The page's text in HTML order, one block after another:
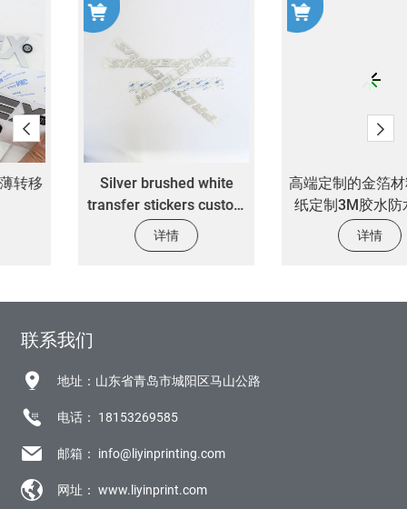
Silver brushed white
transfer stickers custom
3M adhesive waterproof
automotive decorative
高端定制的金箔材料3D贴
纸定制3M胶水防水耐用
联系我们
地址：山东省青岛市城阳区马山公路
电话： 18153269585
邮箱： info@liyinprinting.com
网址：www.liyinprint.com